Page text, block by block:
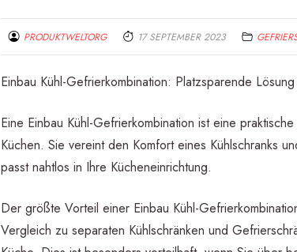
PRODUKTWELTORG 17 SEPTEMBER 2023
Einbau Kühl-Gefrierkombination: Platzsparende
Eine Einbau Kühl-Gefrierkombination ist eine
Küchen. Sie vereint den Komfort eines Kühlschranks
passt nahtlos in Ihre Kücheneinrichtung.
Der größte Vorteil einer Einbau Kühl-
Vergleich zu separaten Kühlschränken und